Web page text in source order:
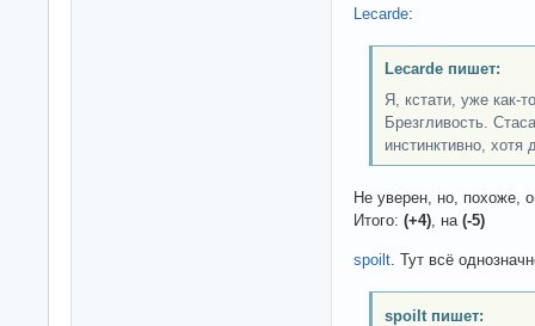
Lecarde:
Lecarde пишет:
Я, кстати, уже как-
Брезгливость.
инстинктивно,
Не уверен, но, похоже,
Итого: (+4), на (-5)
spoilt. Тут всё
spoilt пишет: